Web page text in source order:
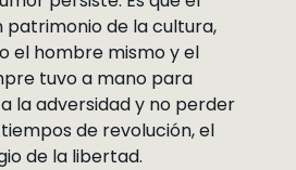
patrimonio de la cultura,
el hombre mismo y el
tuvo a mano para
la adversidad y no perder
de revolución, el
de la libertad.